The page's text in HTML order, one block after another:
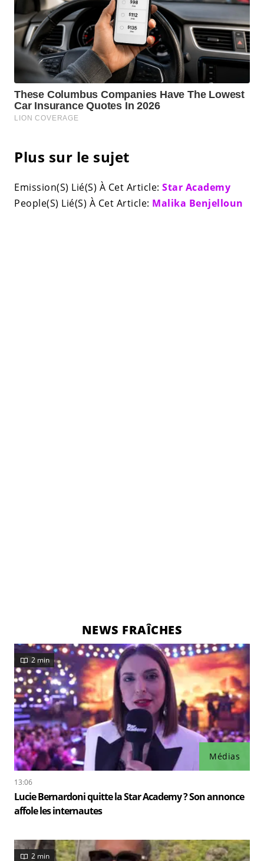
Plus sur le sujet
Emission(S) Lié(S) À Cet Article: Star Academy
People(S) Lié(S) À Cet Article: Malika Benjelloun
NEWS FRAÎCHES
Médias
2 min
13:06
Lucie Bernardoni quitte la Star Academy ? Son annonce
affole les internautes
2 min